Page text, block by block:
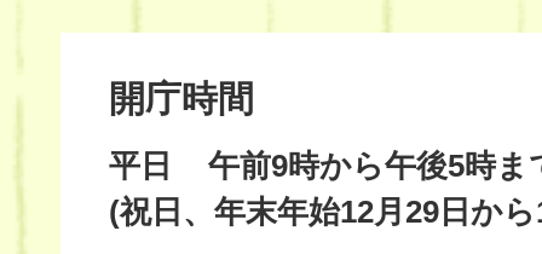
開庁時間
平日
午前9時から午後5時ま
(祝日、年末年始12月29日か